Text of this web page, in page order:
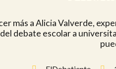
más a Alicia Valverde,
debate escolar a